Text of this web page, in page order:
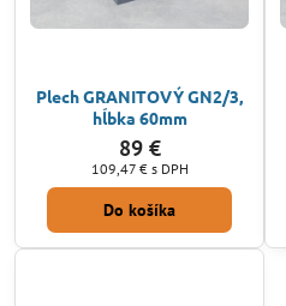
Plech GRANITOVÝ GN2/3,
hĺbka 60mm
89 €
109,47 € s DPH
Do košíka